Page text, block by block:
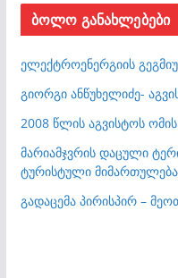
ბოლო განახლებები
ელექტროენერგიის
გიორგი ანწუხელიძე-
2008 წლის აგვისტოს
მარიამჯვრის დაცული
ტურისტული მიმართულება
გადაცემა პირისპირ –